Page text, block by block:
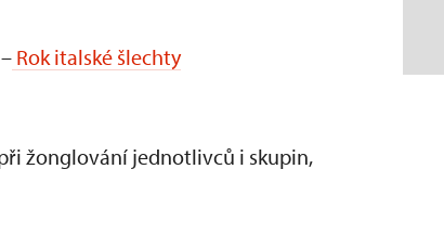
Rok italské šlechty
žonglování jednotlivců i skupin,